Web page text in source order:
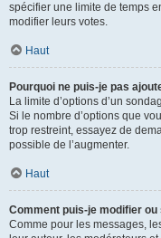
spécifier une limite de temps
modifier leurs votes.
Haut
Pourquoi ne puis-je pas
La limite d’options d’un
Si le nombre d’options que
trop restreint, essayez de
possible de l’augmenter.
Haut
Comment puis-je modifier
Comme pour les messages,